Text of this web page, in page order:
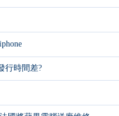
行時間差?